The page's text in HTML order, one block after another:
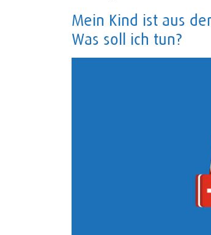
Mein Kind ist aus
Was soll ich tun?